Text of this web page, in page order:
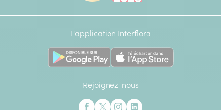
L'application Interflora
Rejoignez-nous